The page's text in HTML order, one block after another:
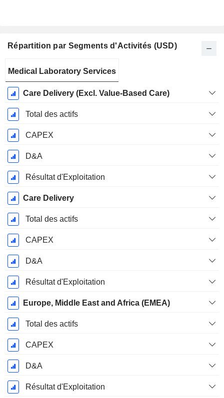
Répartition par Segments d'Activités (USD)
Fiscale:
Décembre
Medical Laboratory Services
Care Delivery (Excl. Value-Based Care)
Total des actifs
CAPEX
D&A
Résultat d'Exploitation
Care Delivery
Total des actifs
CAPEX
D&A
Résultat d'Exploitation
Europe, Middle East and Africa (EMEA)
Total des actifs
CAPEX
D&A
Résultat d'Exploitation